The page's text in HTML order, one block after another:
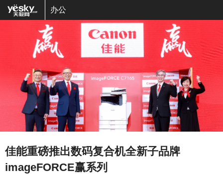
办公
佳能重磅推出数码复合机全新子品牌
imageFORCE赢系列